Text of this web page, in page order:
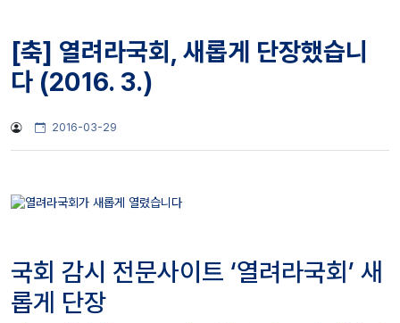
[축] 열려라국회, 새롭게 단장했습니
다 (2016. 3.)
2016-03-29
국회 감시 전문사이트 ‘열려라국회’ 새
롭게 단장